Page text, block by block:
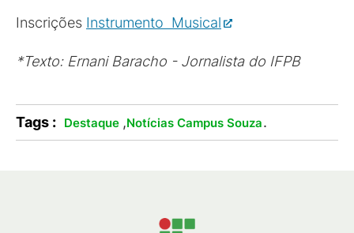
Inscrições Instrumento Musical
*Texto: Ernani Baracho - Jornalista do IFPB
Tags : Destaque ,Notícias Campus Souza.